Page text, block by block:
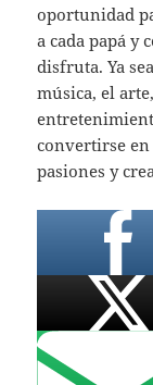
oportunidad
a cada papá y
disfruta. Ya
música, el
convertirse
pasiones y